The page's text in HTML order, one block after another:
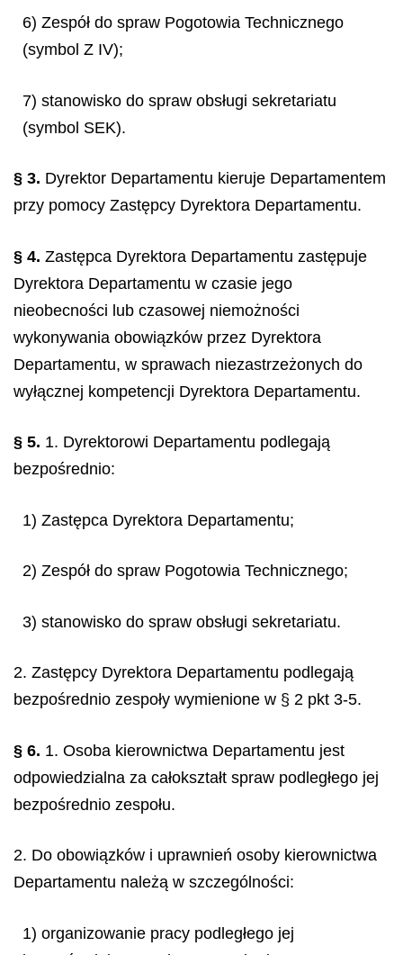
6) Zespół do spraw Pogotowia Technicznego
(symbol Z IV);
7) stanowisko do spraw obsługi sekretariatu
(symbol SEK).
§ 3. Dyrektor Departamentu kieruje Departamentem
przy pomocy Zastępcy Dyrektora Departamentu.
§ 4. Zastępca Dyrektora Departamentu zastępuje
Dyrektora Departamentu w czasie jego
nieobecności lub czasowej niemożności
wykonywania obowiązków przez Dyrektora
Departamentu, w sprawach niezastrzeżonych do
wyłącznej kompetencji Dyrektora Departamentu.
§ 5. 1. Dyrektorowi Departamentu podlegają
bezpośrednio:
1) Zastępca Dyrektora Departamentu;
2) Zespół do spraw Pogotowia Technicznego;
3) stanowisko do spraw obsługi sekretariatu.
2. Zastępcy Dyrektora Departamentu podlegają
bezpośrednio zespoły wymienione w § 2 pkt 3-5.
§ 6. 1. Osoba kierownictwa Departamentu jest
odpowiedzialna za całokształt spraw podległego jej
bezpośrednio zespołu.
2. Do obowiązków i uprawnień osoby kierownictwa
Departamentu należą w szczególności:
1) organizowanie pracy podległego jej